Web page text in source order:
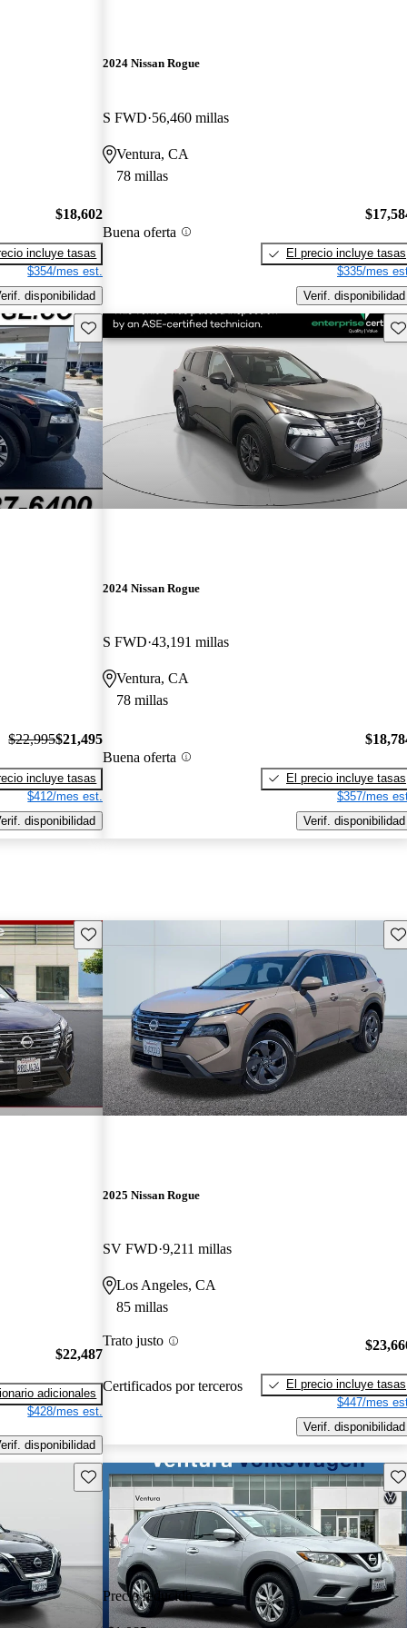
$18,602
incluye tasas
$354/mes est.
disponibilidad
2024 Nissan Rogue
S FWD 56,460 millas
Ventura, CA
78 millas
Buena oferta
El precio incluye tasas
$335/mes
Verif. disponibilidad
Guarda este Aviso
$22,995$21,495
incluye tasas
$412/mes est.
disponibilidad
2024 Nissan Rogue
S FWD 43,191 millas
Ventura, CA
78 millas
Buena oferta
El precio incluye tasas
$357/mes
Verif. disponibilidad
Guarda este Aviso
$22,487
adicionales
$428/mes est.
disponibilidad
2025 Nissan Rogue
SV FWD 9,211 millas
Los Angeles, CA
85 millas
Trato justo
Certificados por terceros
El precio incluye tasas
$447/mes
Verif. disponibilidad
Guarda este Aviso
Precio reducido